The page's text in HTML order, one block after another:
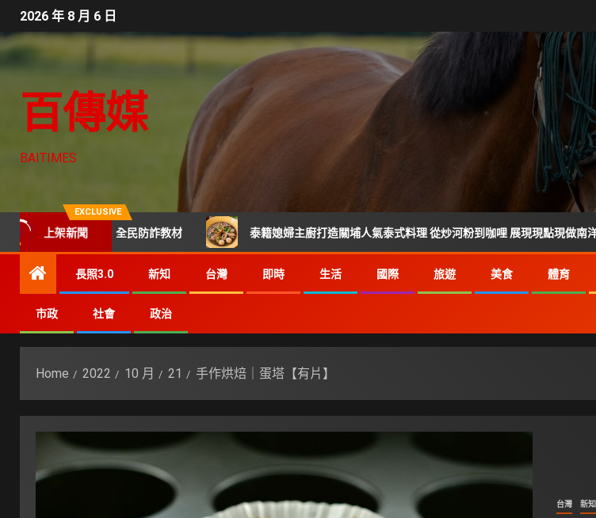
2026 年 8 月 6 日
百傳媒
BAITIMES
EXCLUSIVE
上架新聞
詐騙都是全民防詐教材 泰籍媳婦主廚打造關埔人氣泰式料理 從炒河粉到咖哩 展現現點現做南洋風味層次
長照3.0 新知 台灣 即時 生活 國際 旅遊 美食 體育
市政 社會 政治
Home 2022 10 月 21 手作烘焙｜蛋塔【有片】
台灣 新知